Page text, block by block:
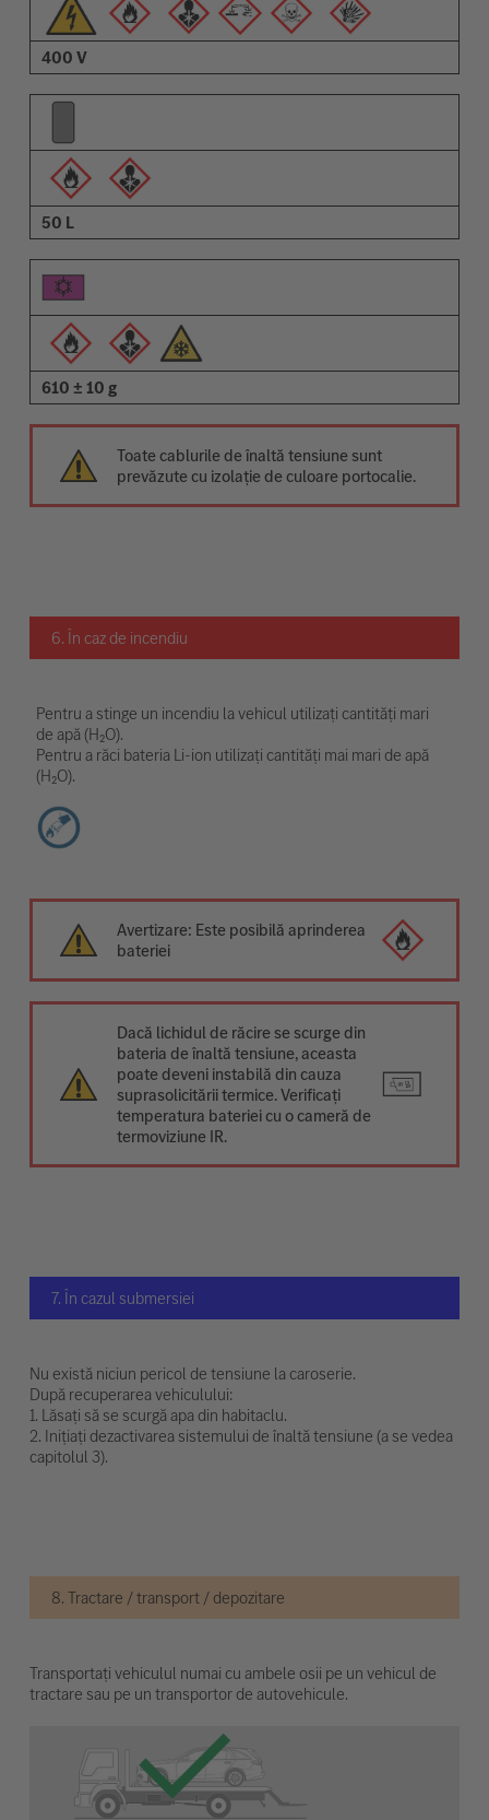
400 V
50 L
610 ± 10 g
Toate cablurile de înaltă tensiune sunt
prevăzute cu izolație de culoare portocalie.
6. În caz de incendiu
Pentru a stinge un incendiu la vehicul utilizați cantități mari
de apă (H₂O).
Pentru a răci bateria Li-ion utilizați cantități mai mari de apă
(H₂O).
Avertizare: Este posibilă aprinderea
bateriei
Dacă lichidul de răcire se scurge din
bateria de înaltă tensiune, aceasta
poate deveni instabilă din cauza
suprasolicitării termice. Verificați
temperatura bateriei cu o cameră de
termoviziune IR.
7. În cazul submersiei
Nu există niciun pericol de tensiune la caroserie.
După recuperarea vehiculului:
1. Lăsați să se scurgă apa din habitaclu.
2. Inițiați dezactivarea sistemului de înaltă tensiune (a se vedea
capitolul 3).
8. Tractare / transport / depozitare
Transportați vehiculul numai cu ambele osii pe un vehicul de
tractare sau pe un transportor de autovehicule.